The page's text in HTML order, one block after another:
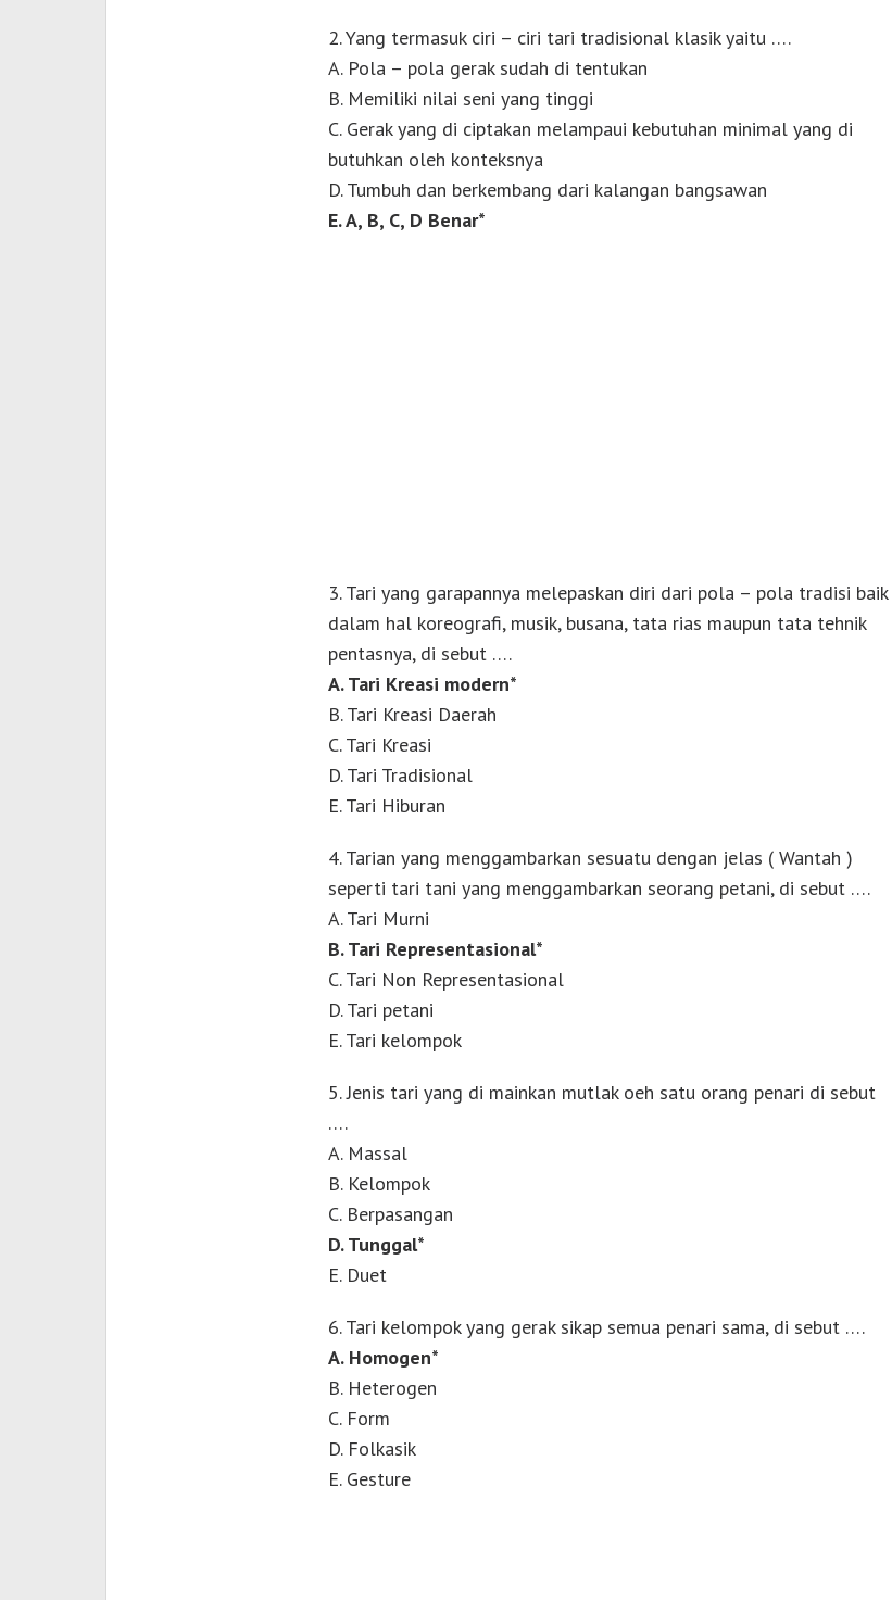
2. Yang termasuk ciri – ciri tari tradisional klasik yaitu ….
A. Pola – pola gerak sudah di tentukan
B. Memiliki nilai seni yang tinggi
C. Gerak yang di ciptakan melampaui kebutuhan minimal yang di
butuhkan oleh konteksnya
D. Tumbuh dan berkembang dari kalangan bangsawan
E. A, B, C, D Benar*
3. Tari yang garapannya melepaskan diri dari pola – pola tradisi baik
dalam hal koreografi, musik, busana, tata rias maupun tata tehnik
pentasnya, di sebut ….
A. Tari Kreasi modern*
B. Tari Kreasi Daerah
C. Tari Kreasi
D. Tari Tradisional
E. Tari Hiburan
4. Tarian yang menggambarkan sesuatu dengan jelas ( Wantah )
seperti tari tani yang menggambarkan seorang petani, di sebut ….
A. Tari Murni
B. Tari Representasional*
C. Tari Non Representasional
D. Tari petani
E. Tari kelompok
5. Jenis tari yang di mainkan mutlak oeh satu orang penari di sebut
….
A. Massal
B. Kelompok
C. Berpasangan
D. Tunggal*
E. Duet
6. Tari kelompok yang gerak sikap semua penari sama, di sebut ….
A. Homogen*
B. Heterogen
C. Form
D. Folkasik
E. Gesture